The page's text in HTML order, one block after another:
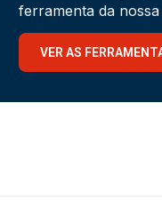
ferramenta da nossa
VER AS